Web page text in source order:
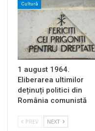
Cultură
1 august 1964.
Eliberarea ultimilor
deținuți politici din
România comunistă
PREV NEXT